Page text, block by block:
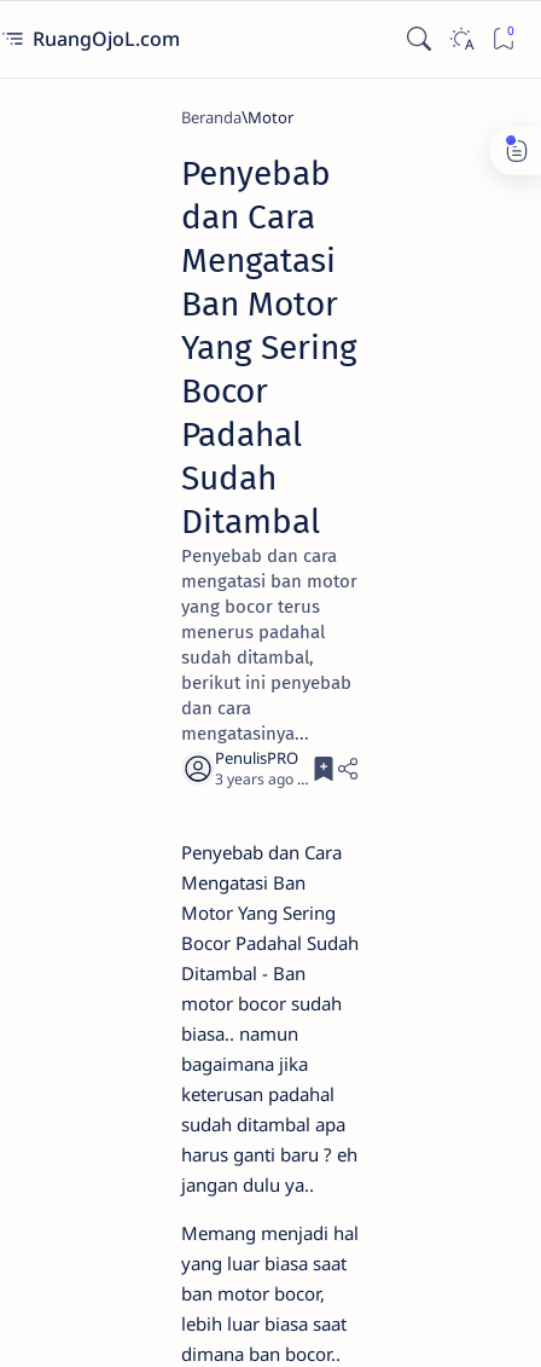
RuangOjoL.com
Beranda Motor
Penyebab
dan Cara
Mengatasi
Ban Motor
Yang Sering
Bocor
Padahal
Sudah
Ditambal
Penyebab dan cara
mengatasi ban motor
yang bocor terus
menerus padahal
sudah ditambal,
berikut ini penyebab
dan cara
mengatasinya...
3 years ago 3
Penyebab dan Cara
Mengatasi Ban
Motor Yang Sering
Bocor Padahal Sudah
Ditambal - Ban
motor bocor sudah
biasa.. namun
bagaimana jika
keterusan padahal
sudah ditambal apa
harus ganti baru ? eh
jangan dulu ya..
Memang menjadi hal
yang luar biasa saat
ban motor bocor,
lebih luar biasa saat
dimana ban bocor..